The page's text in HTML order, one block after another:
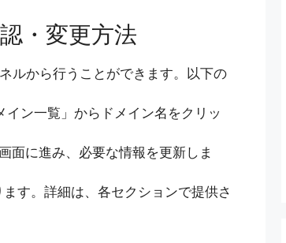
・変更方法
ルから行うことができます。以下の
ン一覧」からドメイン名をクリッ
面に進み、必要な情報を更新しま
す。詳細は、各セクションで提供さ